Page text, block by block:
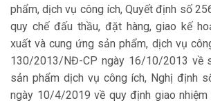
phẩm, dịch vụ công ích, Quyết định số
quy chế đấu thầu, đặt hàng, giao kế
xuất và cung ứng sản phẩm, dịch vụ
130/2013/NĐ-CP ngày 16/10/2013 về
sản phẩm dịch vụ công ích, Nghị định
ngày 10/4/2019 về quy định giao